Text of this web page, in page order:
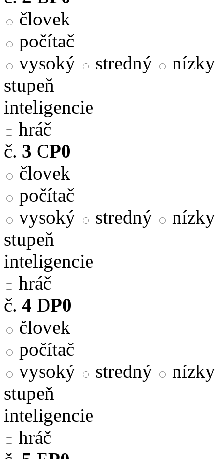
človek
počítač
vysoký
stredný
nízky
stupeň
inteligencie
hráč
č. 3 CP0
človek
počítač
vysoký
stredný
nízky
stupeň
inteligencie
hráč
č. 4 DP0
človek
počítač
vysoký
stredný
nízky
stupeň
inteligencie
hráč